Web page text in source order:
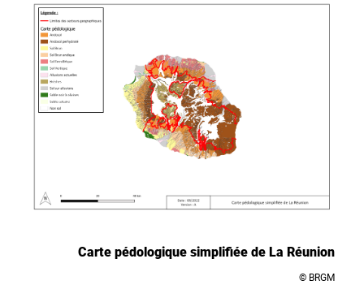
Carte pédologique simplifiée de La Réunion
© BRGM